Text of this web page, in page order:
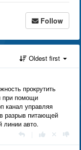
Follow
Oldest first
прокрутить
при помощи
канал управляя
разрыв питающей
линии авто.